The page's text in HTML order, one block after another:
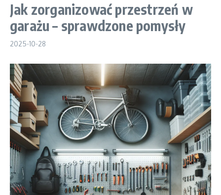
Jak zorganizować przestrzeń w
garażu – sprawdzone pomysły
2025-10-28